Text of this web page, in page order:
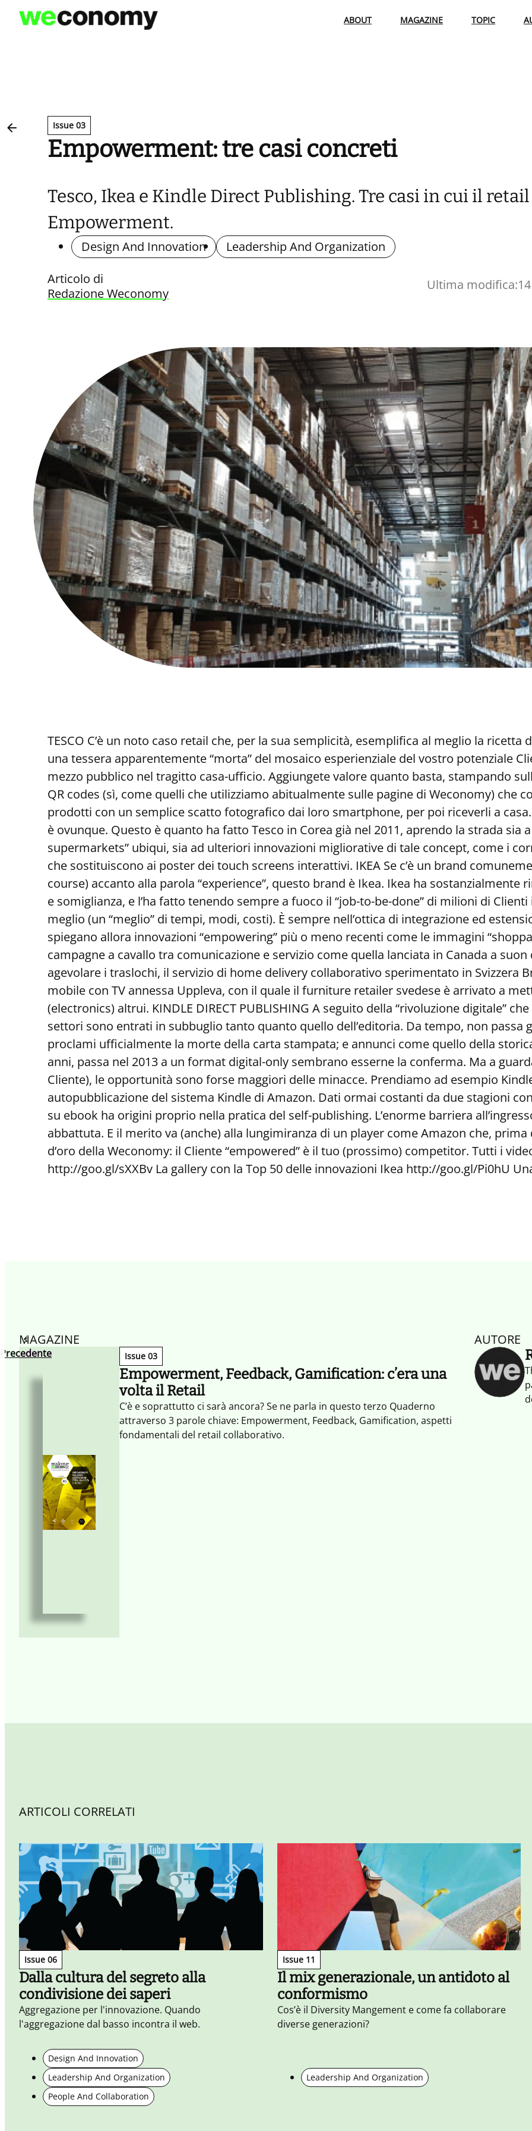
Vai
ABOUT MAGAZINE TOPIC
Issue 03
Empowerment: tre casi concreti
Tesco, Ikea e Kindle Direct Publishing. Tre casi in cui il
Empowerment.
Design And Innovation
Leadership And Organization
Articolo di
Redazione Weconomy
Ultima modifica:
TESCO C’è un noto caso retail che, per la sua semplicità, esemplifica al meglio la
una tessera apparentemente “morta” del mosaico esperienziale del vostro potenziale
mezzo pubblico nel tragitto casa-ufficio. Aggiungete valore quanto basta, stampando
QR codes (sì, come quelli che utilizziamo abitualmente sulle pagine di Weconomy) che
prodotti con un semplice scatto fotografico dai loro smartphone, per poi riceverli a
è ovunque. Questo è quanto ha fatto Tesco in Corea già nel 2011, aprendo la strada sia
supermarkets” ubiqui, sia ad ulteriori innovazioni migliorative di tale concept, come i
che sostituiscono ai poster dei touch screens interattivi. IKEA Se c’è un brand
course) accanto alla parola “experience”, questo brand è Ikea. Ikea ha
e somiglianza, e l’ha fatto tenendo sempre a fuoco il “job-to-be-done” di milioni di
meglio (un “meglio” di tempi, modi, costi). È sempre nell’ottica di integrazione ed
spiegano allora innovazioni “empowering” più o meno recenti come le immagini
campagne a cavallo tra comunicazione e servizio come quella lanciata in Canada a
agevolare i traslochi, il servizio di home delivery collaborativo sperimentato in Svizzera
mobile con TV annessa Uppleva, con il quale il furniture retailer svedese è arrivato a
(electronics) altrui. KINDLE DIRECT PUBLISHING A seguito della “rivoluzione digitale”
settori sono entrati in subbuglio tanto quanto quello dell’editoria. Da tempo, non passa
proclami ufficialmente la morte della carta stampata; e annunci come quello della
anni, passa nel 2013 a un format digital-only sembrano esserne la conferma. Ma a
Cliente), le opportunità sono forse maggiori delle minacce. Prendiamo ad esempio
autopubblicazione del sistema Kindle di Amazon. Dati ormai costanti da due stagioni
su ebook ha origini proprio nella pratica del self-publishing. L’enorme barriera
abbattuta. E il merito va (anche) alla lungimiranza di un player come Amazon che,
d’oro della Weconomy: il Cliente “empowered” è il tuo (prossimo) competitor. Tutti i
http://goo.gl/sXXBv La gallery con la Top 50 delle innovazioni Ikea http://goo.gl/Pi0hU
Precedente
MAGAZINE
Issue 03
Empowerment, Feedback, Gamification: c’era una
volta il Retail
C’è e soprattutto ci sarà ancora? Se ne parla in questo terzo Quaderno
attraverso 3 parole chiave: Empowerment, Feedback, Gamification, aspetti
fondamentali del retail collaborativo.
AUTORE
ARTICOLI CORRELATI
Issue 06
Dalla cultura del segreto alla
condivisione dei saperi
Aggregazione per l'innovazione. Quando
l'aggregazione dal basso incontra il web.
Design And Innovation
Leadership And Organization
People And Collaboration
Issue 11
Il mix generazionale, un antidoto al
conformismo
Cos’è il Diversity Mangement e come fa collaborare
diverse generazioni?
Leadership And Organization